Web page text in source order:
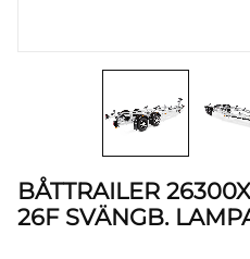
BÅTTRAILER
26F SVÄNGB.